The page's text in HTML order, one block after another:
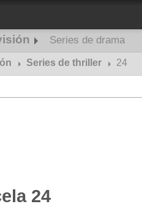
Series de drama
Series de thriller 24
24